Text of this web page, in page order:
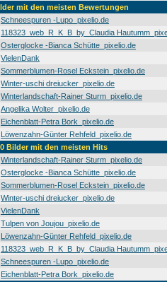
mit den meisten Bewertungen
Schneespuren -Lupo_pixelio.de
118323_web_R_K_B_by_Claudia
Osterglocke -Bianca Schütte_pixelio.de
VielenDank
Sommerblumen-Rosel Eckstein_pixelio.de
Winter-uschi dreiucker_pixelio.de
Winterlandschaft-Rainer Sturm_pixelio.de
Angelika Wolter_pixelio.de
Eichenblatt-Petra Bork_pixelio.de
Löwenzahn-Günter Rehfeld_pixelio.de
Bilder mit den meisten Hits
Winterlandschaft-Rainer Sturm_pixelio.de
Osterglocke -Bianca Schütte_pixelio.de
Sommerblumen-Rosel Eckstein_pixelio.de
Winter-uschi dreiucker_pixelio.de
VielenDank
Tulpen von Joujou_pixelio.de
Löwenzahn-Günter Rehfeld_pixelio.de
118323_web_R_K_B_by_Claudia
Schneespuren -Lupo_pixelio.de
Eichenblatt-Petra Bork_pixelio.de